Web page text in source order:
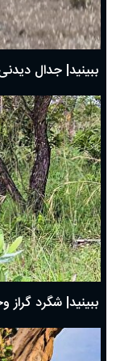
حضرت زینب(س)
بهترین پیامک تبریک روز پدر ۱۴۰۴؛ جملات
ببینید| جدال
ببینید| شگرد